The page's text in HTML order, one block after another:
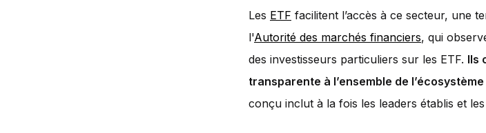
Les ETF facilitent l’accès à ce secteur, une
l'Autorité des marchés financiers, qui
des investisseurs particuliers sur les ETF. Ils
transparente à l’ensemble de
conçu inclut à la fois les leaders établis et